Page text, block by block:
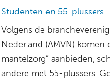
Studenten en 55-plussers
Volgens de
Nederland (AMVN) komen
mantelzorg” aanbieden,
andere met 55-plussers.